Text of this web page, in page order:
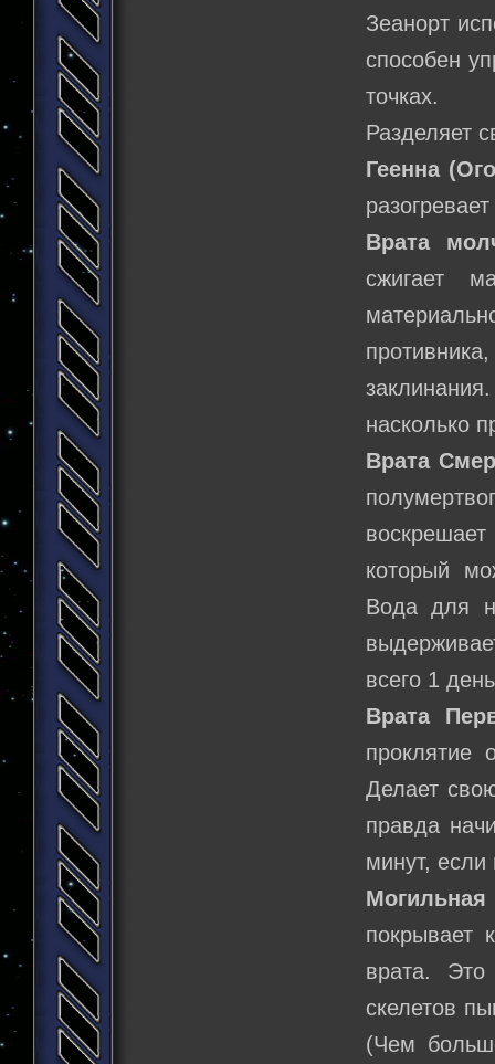
Зеанорт
способен
точках.
Разделяет
Геенна
Врата
сжигает
насколько
Врата
который
Вода для
всего 1
Врата
проклятие
Делает
правда
минут,
покрывает
врата.
скелетов
(Чем